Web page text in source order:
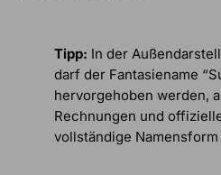
Tipp: In der
darf der Fantasiename
hervorgehoben werden,
Rechnungen und
vollständige